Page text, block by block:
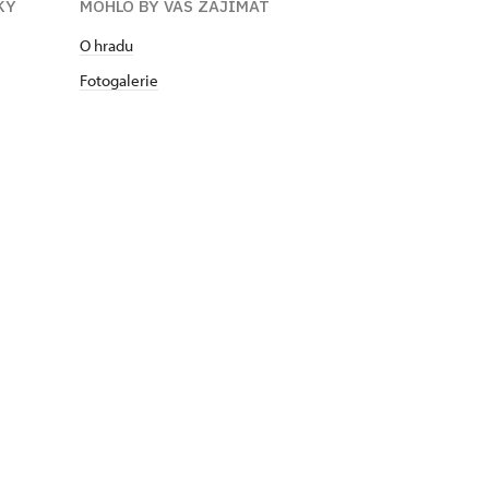
MOHLO BY VÁS ZAJÍMAT
O hradu
Fotogalerie